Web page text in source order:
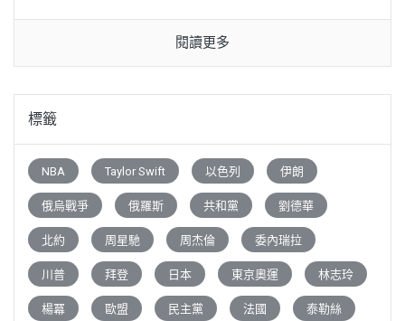
閱讀更多
標籤
NBA Taylor Swift 以色列 伊朗
俄烏戰爭 俄羅斯 共和黨 劉德華
北約 周星馳 周杰倫 委內瑞拉
川普 拜登 日本 東京奧運 林志玲
楊冪 歐盟 民主黨 法國 泰勒絲